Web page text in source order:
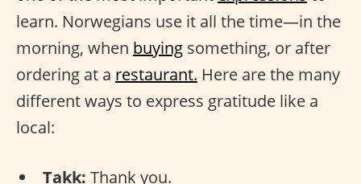
learn. Norwegians use it all the time—in the
morning, when buying something, or after
ordering at a restaurant. Here are the many
different ways to express gratitude like a
local:
Takk: Thank you.